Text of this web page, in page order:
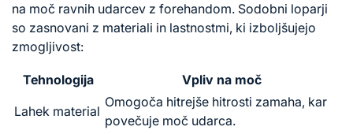
na moč ravnih udarcev z forehandom. Sodobni loparji
so zasnovani z materiali in lastnostmi, ki izboljšujejo
zmogljivost:
Tehnologija
Vpliv na moč
Lahek material
Omogoča hitrejše hitrosti zamaha, kar
povečuje moč udarca.